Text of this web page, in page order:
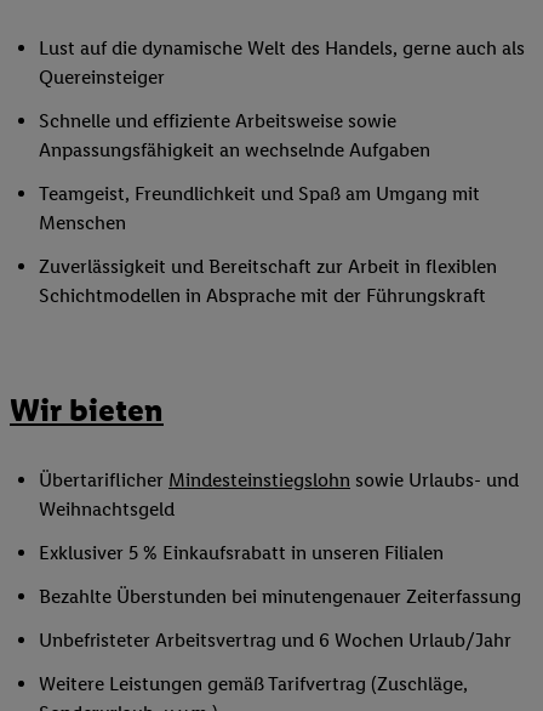
Lust auf die dynamische Welt des Handels, gerne auch als
Quereinsteiger
Schnelle und effiziente Arbeitsweise sowie
Anpassungsfähigkeit an wechselnde Aufgaben
Teamgeist, Freundlichkeit und Spaß am Umgang mit
Menschen
Zuverlässigkeit und Bereitschaft zur Arbeit in flexiblen
Schichtmodellen in Absprache mit der Führungskraft
Wir bieten
Übertariflicher Mindesteinstiegslohn sowie Urlaubs- und
Weihnachtsgeld
Exklusiver 5 % Einkaufsrabatt in unseren Filialen
Bezahlte Überstunden bei minutengenauer Zeiterfassung
Unbefristeter Arbeitsvertrag und 6 Wochen Urlaub/Jahr
Weitere Leistungen gemäß Tarifvertrag (Zuschläge,